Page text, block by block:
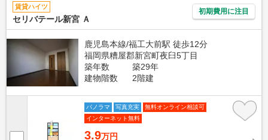
賃貸ハイツ
セリバテール新宮 Ａ
初期費用に注目
鹿児島本線/福工大前駅 徒歩12分
福岡県糟屋郡新宮町夜臼5丁目
築年数
築29年
建物階数
2階建
パノラマ 写真充実
無料オンライン相談可
インターネット無料
3.9万円